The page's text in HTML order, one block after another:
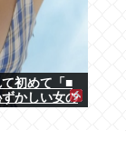
て初めて「■
かしい女の